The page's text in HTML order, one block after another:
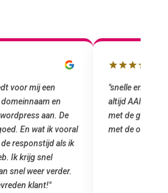
"snelle en vriendelijke service. staat
altijd AAN (: fijne prijzen vergeleken
met de grote jongens en dus nu al blij
met de overstap!"